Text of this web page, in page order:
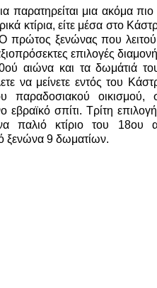
παρατηρείται μια ακόμα
κτίρια, είτε μέσα στο
πρώτος ξενώνας που
επιλογές
αιώνα και τα δωμάτιά
να μείνετε εντός του
παραδοσιακού οικισμού,
εβραϊκό σπίτι. Τρίτη
παλιό κτίριο του 18ου
ξενώνα 9 δωματίων.